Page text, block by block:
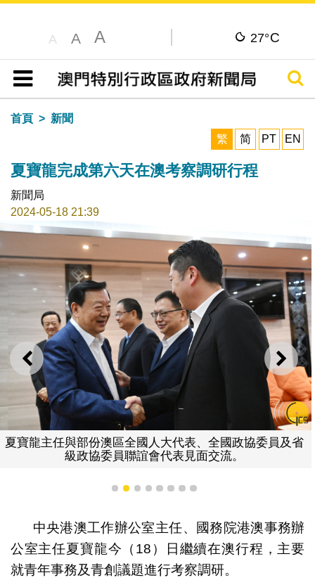
A A A 27°C
目錄
搜尋
首頁
新聞
繁
简 PT EN
夏寶龍完成第六天在澳考察調研行程
新聞局
2024-05-18 21:39
上一則 下一
夏寶龍主任與部份澳區全國人大代表、全國政協委員及省
級政協委員聯誼會代表見面交流。
1 2 3 4 5 6 7 8
中央港澳工作辦公室主任、國務院港澳事務辦
公室主任夏寶龍今（18）日繼續在澳行程，主要
就青年事務及青創議題進行考察調研。